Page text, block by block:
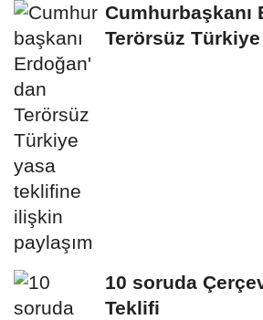
Cumhurbaşkanı
Terörsüz
10 soruda
Teklifi